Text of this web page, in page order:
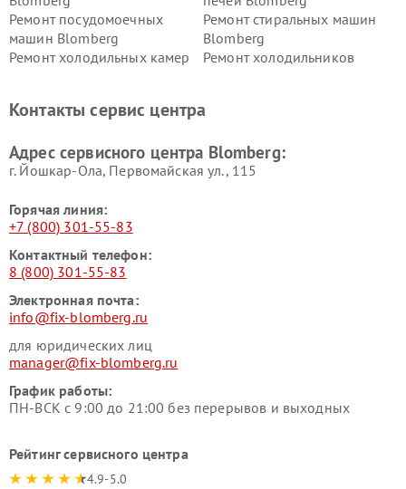
Ремонт посудомоечных
машин Blomberg
Ремонт стиральных машин
Blomberg
Ремонт холодильных камер
Ремонт холодильников
Контакты сервис центра
Адрес сервисного центра Blomberg:
г. Йошкар-Ола, Первомайская ул., 115
Горячая линия:
+7 (800) 301-55-83
Контактный телефон:
8 (800) 301-55-83
Электронная почта:
info@fix-blomberg.ru
для юридических лиц
manager@fix-blomberg.ru
График работы:
ПН-ВСК с 9:00 до 21:00 без перерывов и выходных
Рейтинг сервисного центра
4.9-5.0